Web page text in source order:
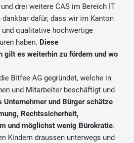
drei weitere CAS im Bereich IT
dafür, dass wir im Kanton
qualitative hochwertige
haben. Diese
gilt es weiterhin zu fördern und wo
Bitfee AG gegründet, welche in
und Mitarbeiter beschäftigt und
Unternehmer und Bürger schätze
Rechtssicherheit,
und möglichst wenig Bürokratie.
Kindern draussen unterwegs und